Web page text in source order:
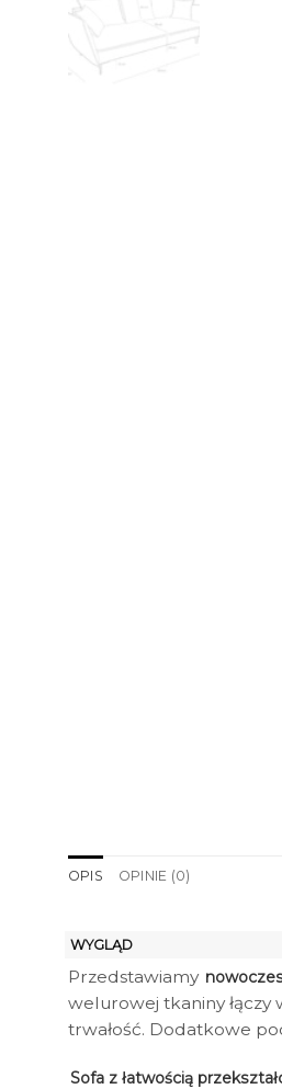
OPIS OPINIE (0)
WYGLĄD
Przedstawiamy
welurowej tkaniny łączy
trwałość. Dodatkowe
Sofa z łatwością